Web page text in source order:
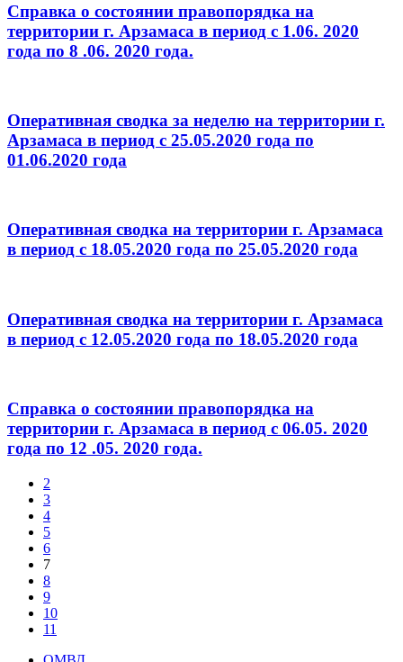
Справка о состоянии правопорядка на
территории г. Арзамаса в период с 1.06. 2020
года по 8 .06. 2020 года.
Оперативная сводка за неделю на территории г.
Арзамаса в период с 25.05.2020 года по
01.06.2020 года
Оперативная сводка на территории г. Арзамаса
в период с 18.05.2020 года по 25.05.2020 года
Оперативная сводка на территории г. Арзамаса
в период с 12.05.2020 года по 18.05.2020 года
Справка о состоянии правопорядка на
территории г. Арзамаса в период с 06.05. 2020
года по 12 .05. 2020 года.
2
3
4
5
6
7
8
9
10
11